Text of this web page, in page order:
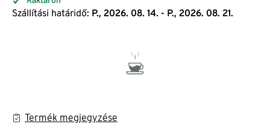
Szállítási határidő: P., 2026. 08. 14. - P., 2026. 08. 21.
Termék megjegyzése